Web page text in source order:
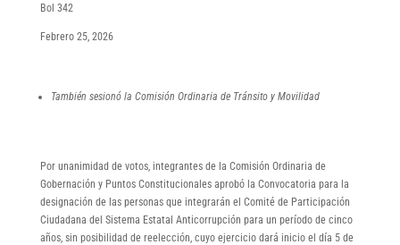
Bol 342
Febrero 25, 2026
También sesionó la Comisión Ordinaria de Tránsito y Movilidad
Por unanimidad de votos, integrantes de la Comisión Ordinaria de
Gobernación y Puntos Constitucionales aprobó la Convocatoria para la
designación de las personas que integrarán el Comité de Participación
Ciudadana del Sistema Estatal Anticorrupción para un período de cinco
años, sin posibilidad de reelección, cuyo ejercicio dará inicio el día 5 de